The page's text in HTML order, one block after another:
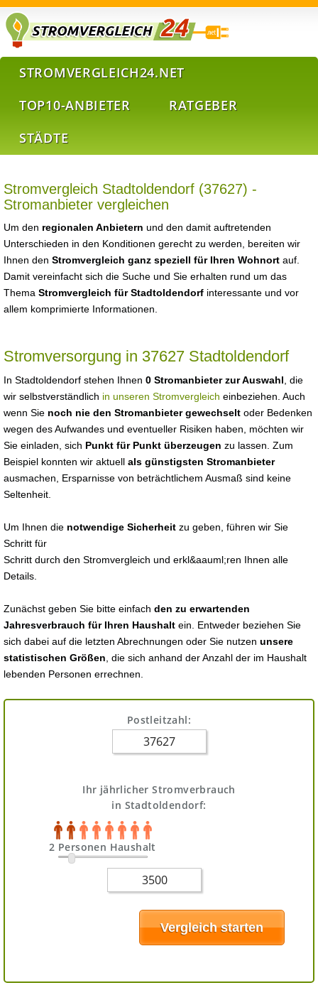
STROMVERGLEICH24.NET
TOP10-ANBIETER
RATGEBER
STÄDTE
Stromvergleich Stadtoldendorf (37627) -
Stromanbieter vergleichen
Um den regionalen Anbietern und den damit auftretenden
Unterschieden in den Konditionen gerecht zu werden, bereiten wir
Ihnen den Stromvergleich ganz speziell für Ihren Wohnort auf.
Damit vereinfacht sich die Suche und Sie erhalten rund um das
Thema Stromvergleich für Stadtoldendorf interessante und vor
allem komprimierte Informationen.
Stromversorgung in 37627 Stadtoldendorf
In Stadtoldendorf stehen Ihnen 0 Stromanbieter zur Auswahl , die
wir selbstverständlich in unseren Stromvergleich einbeziehen. Auch
wenn Sie noch nie den Stromanbieter gewechselt oder Bedenken
wegen des Aufwandes und eventueller Risiken haben, möchten wir
Sie einladen, sich Punkt für Punkt überzeugen zu lassen. Zum
Beispiel konnten wir aktuell als günstigsten Stromanbieter
ausmachen, Ersparnisse von beträchtlichem Ausmaß sind keine
Seltenheit.
Um Ihnen die notwendige Sicherheit zu geben, führen wir Sie
Schritt für
Schritt durch den Stromvergleich und erkl&aauml;ren Ihnen alle
Details.
Zunächst geben Sie bitte einfach den zu erwartenden
Jahresverbrauch für Ihren Haushalt ein. Entweder beziehen Sie
sich dabei auf die letzten Abrechnungen oder Sie nutzen unsere
statistischen Größen , die sich anhand der Anzahl der im Haushalt
lebenden Personen errechnen.
Postleitzahl:
Ihr jährlicher Stromverbrauch
in Stadtoldendorf:
2 Personen Haushalt